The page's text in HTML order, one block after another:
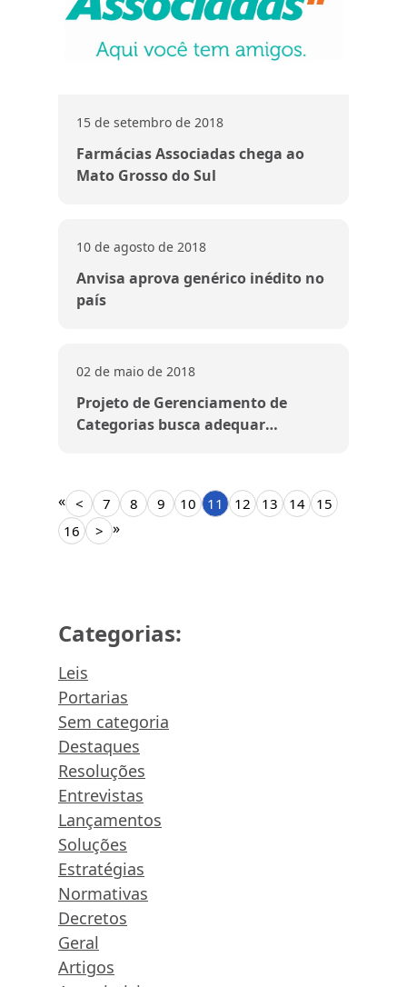
15 de setembro de 2018
Farmácias Associadas chega ao
Mato Grosso do Sul
10 de agosto de 2018
Anvisa aprova genérico inédito no
país
02 de maio de 2018
Projeto de Gerenciamento de
Categorias busca adequar
« < 7 8 9 10 11 12 13 14
15
16
> »
Categorias:
Leis
Portarias
Sem categoria
Destaques
Resoluções
Entrevistas
Lançamentos
Soluções
Estratégias
Normativas
Decretos
Geral
Artigos